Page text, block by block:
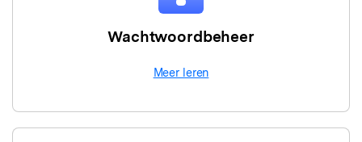
Wachtwoordbeheer
Meer leren